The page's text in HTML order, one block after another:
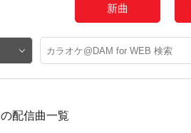
新曲
の配信曲一覧